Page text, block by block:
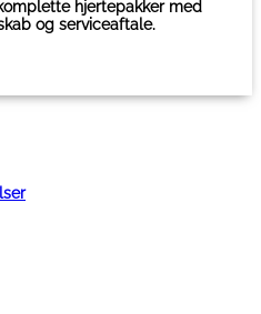
hjertepakker med
og serviceaftale.